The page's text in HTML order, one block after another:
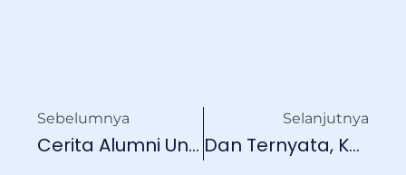
Sebelumnya
Cerita Alumni Unesa, Kepala BPBD Sidoarjo; Pernah Jadi Marbot Masjid
Selanjutnya
Dan Ternyata, Kuku Jempol Kaki Kiriku Cuwil (2)